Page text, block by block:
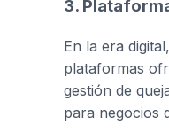
3.
En la era
plataformas
gestión de
para negocios